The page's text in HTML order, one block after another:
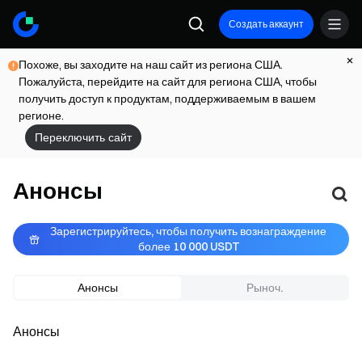
Создать аккаунт
Похоже, вы заходите на наш сайт из региона США.
Пожалуйста, перейдите на сайт для региона США, чтобы
получить доступ к продуктам, поддерживаемым в вашем
регионе.
Переключить сайт
Анонсы
Зарегистрируйтесь, чтобы получить вознаграждение
более 10 000 USDT
Анонсы Рыноч.
Анонсы